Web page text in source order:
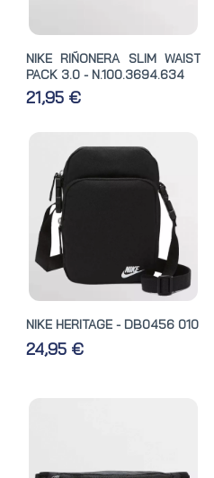
NIKE RIÑONERA SLIM WAIST
PACK 3.0 - N.100.3694.634
21,95 €
NIKE HERITAGE - DB0456 010
24,95 €